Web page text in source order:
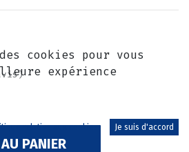
PANIER
cookies pour vous
expérience
relative aux cookies Je suis d'accord